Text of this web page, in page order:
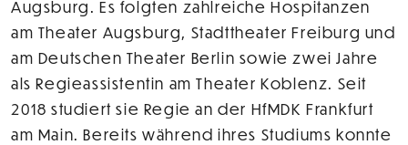
Augsburg. Es folgten zahlreiche Hospitanzen
am Theater Augsburg, Stadttheater Freiburg und
am Deutschen Theater Berlin sowie zwei Jahre
als Regieassistentin am Theater Koblenz. Seit
2018 studiert sie Regie an der HfMDK Frankfurt
am Main. Bereits während ihres Studiums konnte